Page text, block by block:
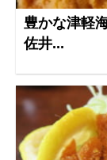
豊かな津軽
佐井...